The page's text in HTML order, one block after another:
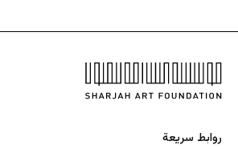
روابط سريعة